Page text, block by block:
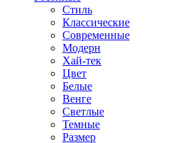
Стиль
Классические
Современные
Модерн
Хай-тек
Цвет
Белые
Венге
Светлые
Темные
Размер